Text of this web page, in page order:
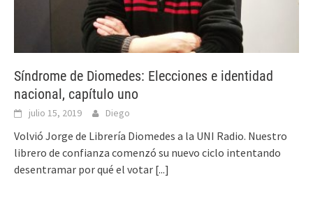
Síndrome de Diomedes: Elecciones e identidad
nacional, capítulo uno
julio 15, 2019 Diego
Volvió Jorge de Librería Diomedes a la UNI Radio. Nuestro
librero de confianza comenzó su nuevo ciclo intentando
desentramar por qué el votar [...]